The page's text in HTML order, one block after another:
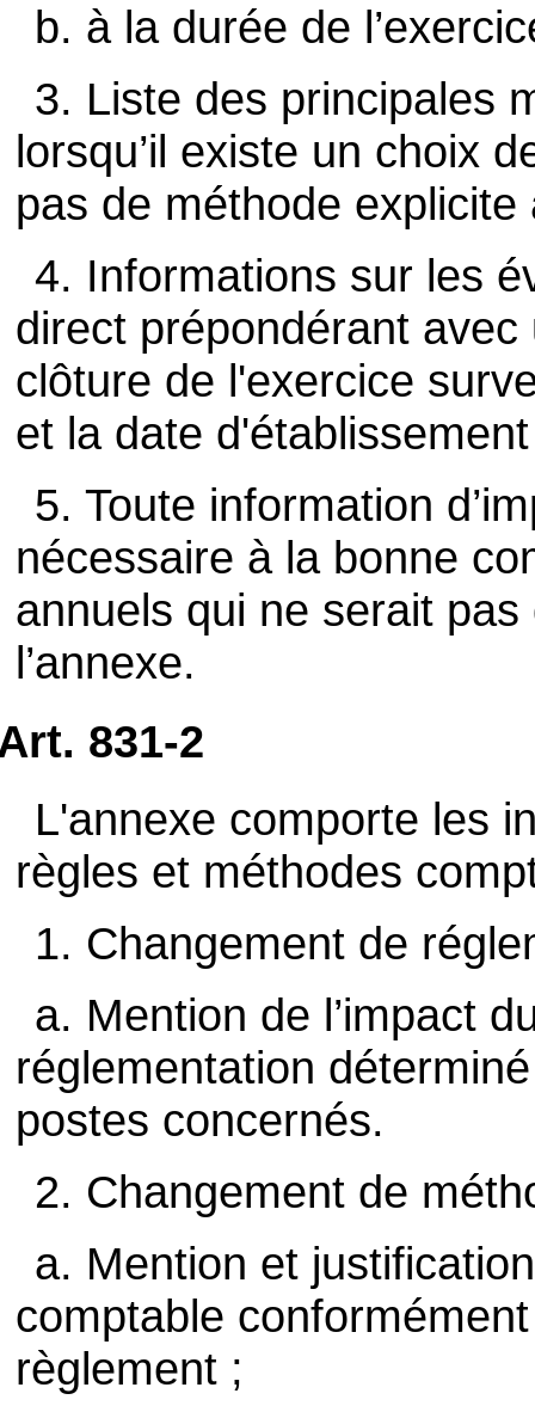
b. à la durée de
3. Liste des principales
lorsqu’il existe un choix
pas de méthode
4. Informations sur les
direct prépondérant
clôture de l'exercice
et la date
5. Toute information
nécessaire à la bonne
annuels qui ne serait
l’annexe.
831-2
L'annexe comporte les
règles et méthodes
1. Changement de
a. Mention de l’impact
réglementation
postes concernés.
2. Changement de
a. Mention et
comptable
règlement ;